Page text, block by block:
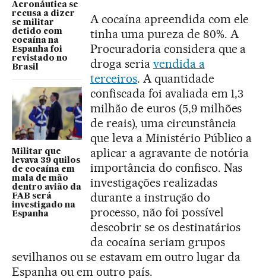
Aeronáutica se
recusa a dizer
se militar
detido com
cocaína na
Espanha foi
revistado no
Brasil
Militar que
levava 39 quilos
de cocaína em
mala de mão
dentro avião da
FAB será
investigado na
Espanha
A cocaína apreendida com ele
tinha uma pureza de 80%. A
Procuradoria considera que a
droga seria vendida a
terceiros. A quantidade
confiscada foi avaliada em 1,3
milhão de euros (5,9 milhões
de reais), uma circunstância
que leva a Ministério Público a
aplicar a agravante de notória
importância do confisco. Nas
investigações realizadas
durante a instrução do
processo, não foi possível
descobrir se os destinatários
da cocaína seriam grupos
sevilhanos ou se estavam em outro lugar da
Espanha ou em outro país.